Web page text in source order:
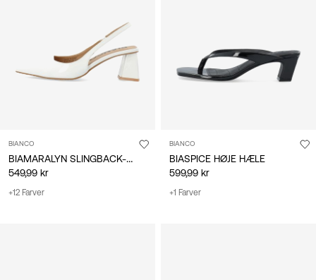
BIANCO
BIAMARALYN SLINGBACK-SKO
549,99 kr
+12 Farver
BIANCO
BIASPICE HØJE HÆLE
599,99 kr
+1 Farver